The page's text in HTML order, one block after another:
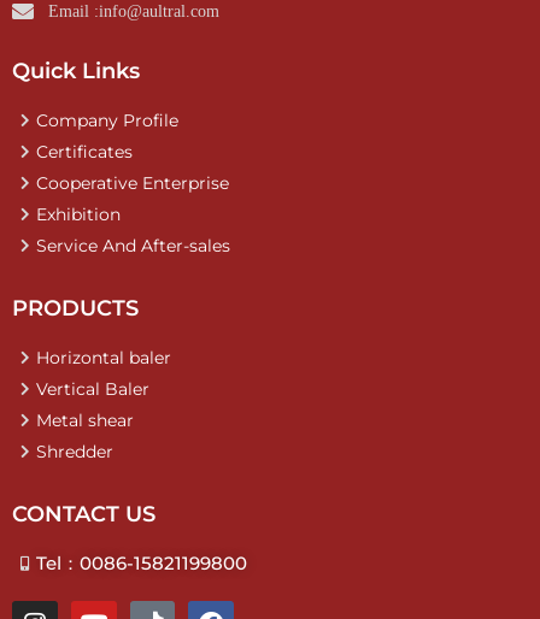
Email :info@aultral.com
Quick Links
Company Profile
Certificates
Cooperative Enterprise
Exhibition
Service And After-sales
PRODUCTS
Horizontal baler
Vertical Baler
Metal shear
Shredder
CONTACT US
Tel：0086-15821199800
I Y T F